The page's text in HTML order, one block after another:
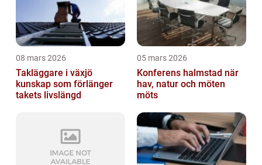
08 mars 2026
Takläggare i växjö
kunskap som förlänger
takets livslängd
05 mars 2026
Konferens halmstad när
hav, natur och möten
möts